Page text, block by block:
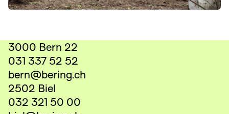
3000 Bern 22
031 337 52 52
bern@bering.ch
2502 Biel
032 321 50 00